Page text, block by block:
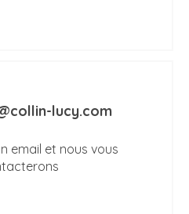
lucy.com
email et nous vous